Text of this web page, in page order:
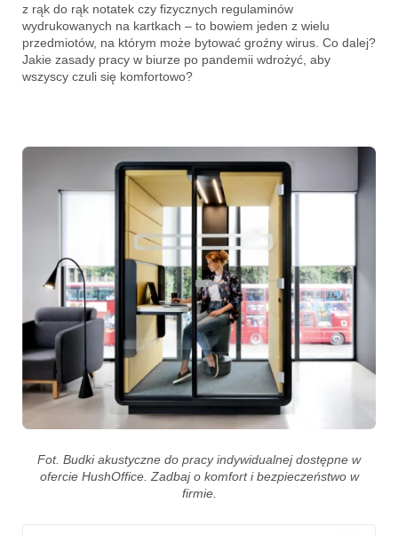
z rąk do rąk notatek czy fizycznych regulaminów
wydrukowanych na kartkach – to bowiem jeden z wielu
przedmiotów, na którym może bytować groźny wirus. Co dalej?
Jakie zasady pracy w biurze po pandemii wdrożyć, aby
wszyscy czuli się komfortowo?
Fot. Budki akustyczne do pracy indywidualnej dostępne w
ofercie HushOffice. Zadbaj o komfort i bezpieczeństwo w
firmie.